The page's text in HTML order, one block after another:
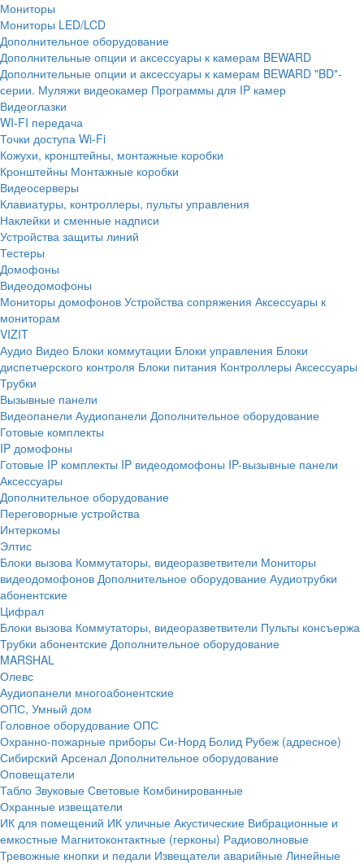
Мониторы
Мониторы LED/LCD
Дополнительное оборудование
Дополнительные опции и аксессуары к камерам BEWARD
Дополнительные опции и аксессуары к камерам BEWARD "BD"-
серии. Муляжи видеокамер Программы для IP камер
Видеоглазки
WI-FI передача
Точки доступа Wi-Fi
Кожухи, кронштейны, монтажные коробки
Кронштейны Монтажные коробки
Видеосерверы
Клавиатуры, контроллеры, пульты управления
Наклейки и сменные надписи
Устройства защиты линий
Тестеры
Домофоны
Видеодомофоны
Мониторы домофонов Устройства сопряжения Аксессуары к
мониторам
VIZIT
Аудио Видео Блоки коммутации Блоки управления Блоки
диспетчерского контроля Блоки питания Контроллеры Аксессуары
Трубки
Вызывные панели
Видеопанели Аудиопанели Дополнительное оборудование
Готовые комплекты
IP домофоны
Готовые IP комплекты IP видеодомофоны IP-вызывные панели
Аксессуары
Дополнительное оборудование
Переговорные устройства
Интеркомы
Элтис
Блоки вызова Коммутаторы, видеоразветвители Мониторы
видеодомофонов Дополнительное оборудование Аудиотрубки
абонентские
Цифрал
Блоки вызова Коммутаторы, видеоразветвители Пульты консъержа
Трубки абонентские Дополнительное оборудование
MARSHAL
Олевс
Аудиопанели многоабонентские
ОПС, Умный дом
Головное оборудование ОПС
Охранно-пожарные приборы Си-Норд Болид Рубеж (адресное)
Сибирский Арсенал Дополнительное оборудование
Оповещатели
Табло Звуковые Световые Комбинированные
Охранные извещатели
ИК для помещений ИК уличные Акустические Вибрационные и
емкостные Магнитоконтактные (герконы) Радиоволновые
Тревожные кнопки и педали Извещатели аварийные Линейные